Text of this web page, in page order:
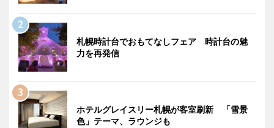
札幌時計台でおもてなしフェア 時計台の魅
力を再発信
ホテルグレイスリー札幌が客室刷新 「雪景
色」テーマ、ラウンジも